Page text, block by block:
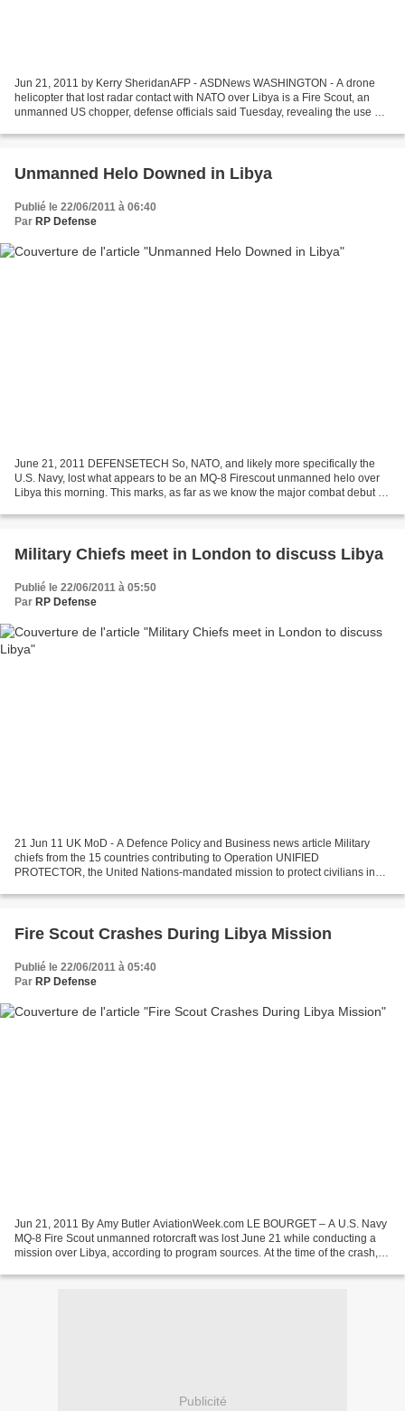
Jun 21, 2011 by Kerry SheridanAFP - ASDNews WASHINGTON - A drone
helicopter that lost radar contact with NATO over Libya is a Fire Scout, an
unmanned US chopper, defense officials said Tuesday, revealing the use of
Unmanned Helo Downed in Libya
Publié le 22/06/2011 à 06:40
Par RP Defense
June 21, 2011 DEFENSETECH So, NATO, and likely more specifically the
U.S. Navy, lost what appears to be an MQ-8 Firescout unmanned helo over
Libya this morning. This marks, as far as we know the major combat debut for
Military Chiefs meet in London to discuss Libya
Publié le 22/06/2011 à 05:50
Par RP Defense
21 Jun 11 UK MoD - A Defence Policy and Business news article Military
chiefs from the 15 countries contributing to Operation UNIFIED
PROTECTOR, the United Nations-mandated mission to protect civilians in
Fire Scout Crashes During Libya Mission
Publié le 22/06/2011 à 05:40
Par RP Defense
Jun 21, 2011 By Amy Butler AviationWeek.com LE BOURGET – A U.S. Navy
MQ-8 Fire Scout unmanned rotorcraft was lost June 21 while conducting a
mission over Libya, according to program sources. At the time of the crash,
Publicité